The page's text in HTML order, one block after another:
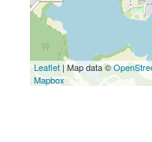
Leaflet| Map data ©
Mapbox